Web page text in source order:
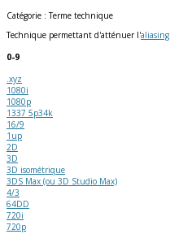
Catégorie : Terme technique
Technique permettant d'atténuer l'aliasing
0-9
.xyz
1080i
1080p
1337 5p34k
16/9
1up
2D
3D
3D isométrique
3DS Max (ou 3D Studio Max)
4/3
64DD
720i
720p